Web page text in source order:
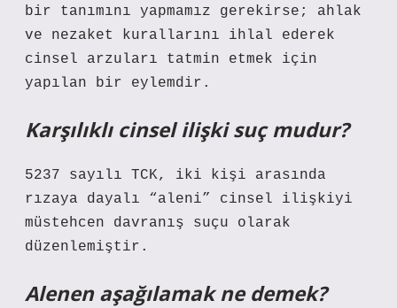
bir tanımını yapmamız gerekirse; ahlak
ve nezaket kurallarını ihlal ederek
cinsel arzuları tatmin etmek için
yapılan bir eylemdir.
Karşılıklı cinsel ilişki suç mudur?
5237 sayılı TCK, iki kişi arasında
rızaya dayalı “aleni” cinsel ilişkiyi
müstehcen davranış suçu olarak
düzenlemiştir.
Alenen aşağılamak ne demek?